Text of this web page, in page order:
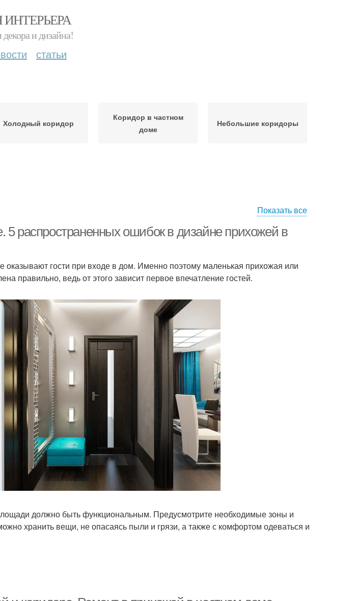
и дизайна!
статьи
Холодный коридор
Коридор в частном
доме
Небольшие коридоры
Показать все
5 распространенных ошибок в дизайне прихожей в
оказывают гости при входе в дом. Именно поэтому маленькая прихожая или
правильно, ведь от этого зависит первое впечатление гостей.
должно быть функциональным. Предусмотрите необходимые зоны и
хранить вещи, не опасаясь пыли и грязи, а также с комфортом одеваться и